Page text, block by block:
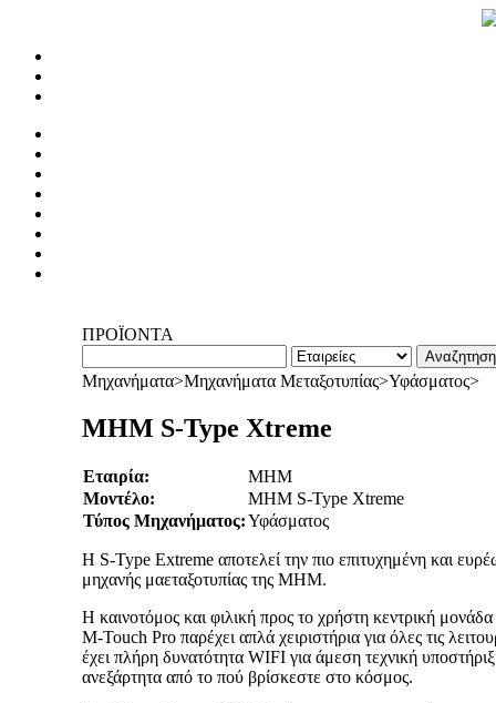
ΠΡΟΪΟΝΤΑ
Μηχανήματα>Μηχανήματα Μεταξοτυπίας>Υφάσματος>
MHM S-Type Xtreme
Εταιρία:
MHM
Μοντέλο:
MHM S-Type Xtreme
Τύπος Μηχανήματος:Υφάσματος
Η S-Type Extreme αποτελεί την πιο επιτυχημένη και
μηχανής μαεταξοτυπίας της ΜΗΜ.
Η καινοτόμος και φιλική προς το χρήστη κεντρική
M-Touch Pro παρέχει απλά χειριστήρια για όλες τις
έχει πλήρη δυνατότητα WIFI για άμεση τεχνική
ανεξάρτητα από το πού βρίσκεστε στο κόσμος.